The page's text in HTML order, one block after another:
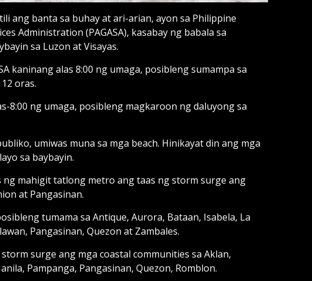
ang banta sa buhay at ari-arian, ayon sa Philippine
Administration (PAGASA), kasabay ng babala sa
sa Luzon at Visayas.
kaninang alas 8:00 ng umaga, posibleng sumampa sa
oras.
8:00 ng umaga, posibleng magkaroon ng daluyong sa
umiwas muna sa mga beach. Hinikayat din ang mga
sa baybayin.
mahigit tatlong metro ang taas ng storm surge ang
at Pangasinan.
tumama sa Antique, Aurora, Bataan, Isabela, La
Pangasinan, Quezon at Zambales.
surge ang mga coastal communities sa Aklan,
Pampanga, Pangasinan, Quezon, Romblon.